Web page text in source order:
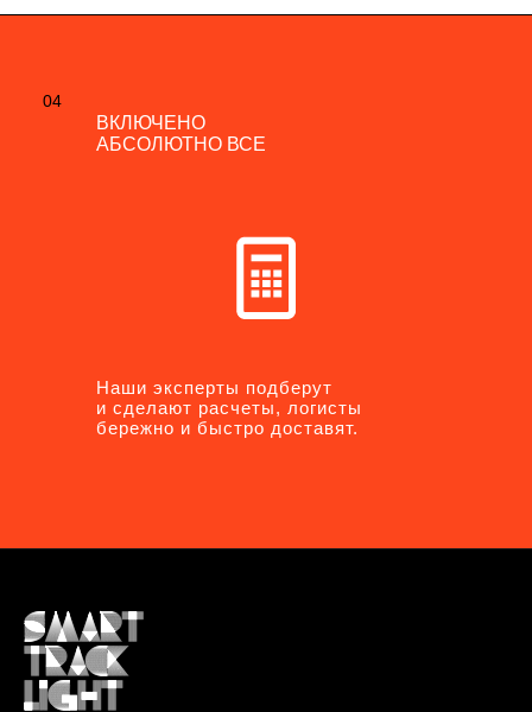
04
ВКЛЮЧЕНО
АБСОЛЮТНО ВСЕ
Наши эксперты подберут
и сделают расчеты, логисты
бережно и быстро доставят.
04
ВКЛЮЧЕНО
АБСОЛЮТНО ВСЕ
Наши эксперты подберут
и сделают расчеты, логисты
бережно и быстро доставят.